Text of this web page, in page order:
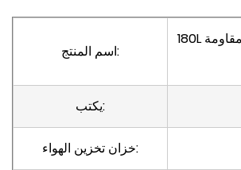
اسم المنتج:
180L تعليق ضغط عالي تعديل منفاخ الإطارات مع خزان هواء وأرجل مقاومة
يكتب:
خزان تخزين الهواء: